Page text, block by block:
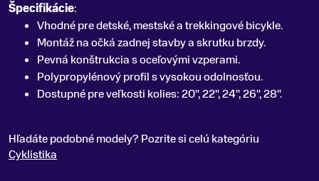
Špecifikácie:
Vhodné pre detské, mestské a trekkingové bicykle.
Montáž na očká zadnej stavby a skrutku brzdy.
Pevná konštrukcia s oceľovými vzperami.
Polypropylénový profil s vysokou odolnosťou.
Dostupné pre veľkosti kolies: 20", 22", 24", 26", 28".
Hľadáte podobné modely? Pozrite si celú kategóriu
Cyklistika